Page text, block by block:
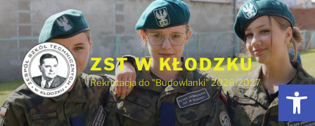
ZST W KŁODZKU
Rekrutacja do "Budowlanki" 2026/2027